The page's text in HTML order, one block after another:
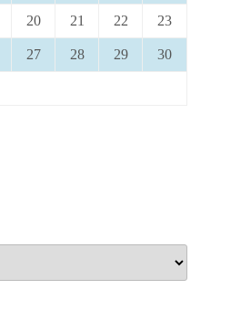
20 21 22 23
27 28 29 30